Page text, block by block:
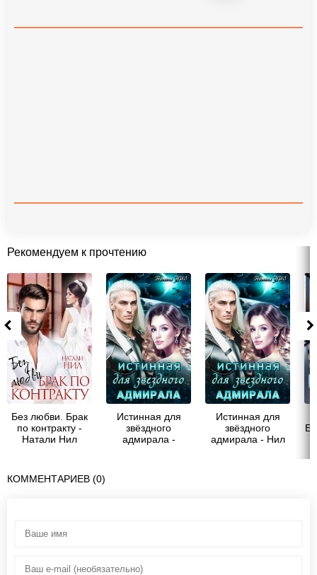
Рекомендуем к прочтению
Без любви. Брак
по контракту -
Натали Нил
Истинная для
звёздного
адмирала -
Истинная для
звёздного
адмирала - Нил
КОММЕНТАРИЕВ (0)